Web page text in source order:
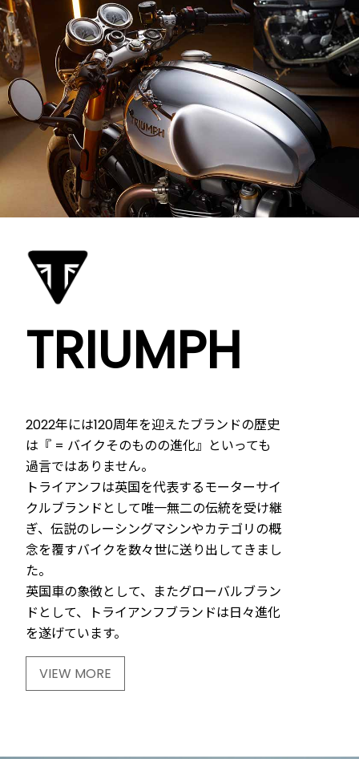
TRIUMPH
2022年には120周年を迎えたブランドの歴史
は『 = バイクそのものの進化』といっても
過言ではありません。
トライアンフは英国を代表するモーターサイ
クルブランドとして唯一無二の伝統を受け継
ぎ、伝説のレーシングマシンやカテゴリの概
念を覆すバイクを数々世に送り出してきまし
た。
英国車の象徴として、またグローバルブラン
ドとして、トライアンフブランドは日々進化
を遂げています。
VIEW MORE